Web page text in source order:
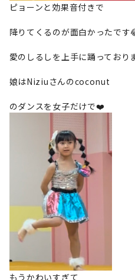
ピョーンと効果音付きで
降りてくるのが面白かったで
愛のしるしを上手に踊っており
娘はNiziuさんのcoconut
のダンスを女子だけで❤️
もうかわいすぎて